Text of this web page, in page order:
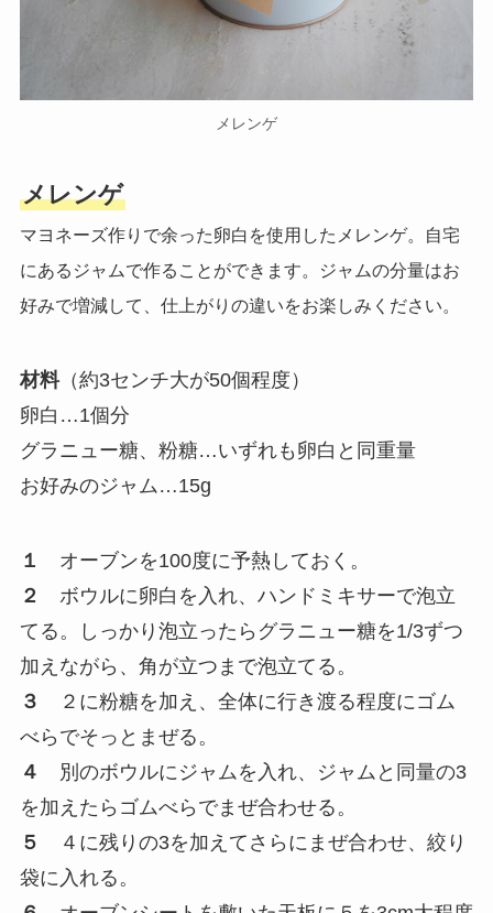
メレンゲ
メレンゲ
マヨネーズ作りで余った卵白を使用したメレンゲ。自宅
にあるジャムで作ることができます。ジャムの分量はお
好みで増減して、仕上がりの違いをお楽しみください。
材料（約3センチ大が50個程度）
卵白…1個分
グラニュー糖、粉糖…いずれも卵白と同重量
お好みのジャム…15g
１
オーブンを100度に予熱しておく。
２
ボウルに卵白を入れ、ハンドミキサーで泡立
てる。しっかり泡立ったらグラニュー糖を1/3ずつ
加えながら、角が立つまで泡立てる。
３
２に粉糖を加え、全体に行き渡る程度にゴム
べらでそっとまぜる。
４
別のボウルにジャムを入れ、ジャムと同量の3
を加えたらゴムべらでまぜ合わせる。
５
４に残りの3を加えてさらにまぜ合わせ、絞り
袋に入れる。